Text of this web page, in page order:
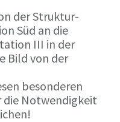
der Struktur-
Süd an die
III in der
Bild von der
besonderen
die Notwendigkeit